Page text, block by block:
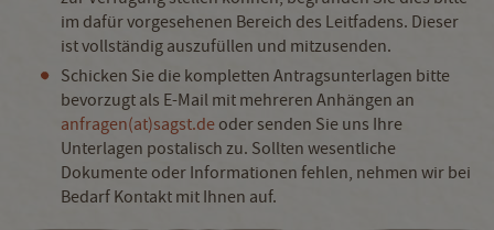
im dafür vorgesehenen Bereich des Leitfadens. Dieser
ist vollständig auszufüllen und mitzusenden.
Schicken Sie die kompletten Antragsunterlagen bitte
bevorzugt als E-Mail mit mehreren Anhängen an
anfragen(at)sagst.de oder senden Sie uns Ihre
Unterlagen postalisch zu. Sollten wesentliche
Dokumente oder Informationen fehlen, nehmen wir bei
Bedarf Kontakt mit Ihnen auf.